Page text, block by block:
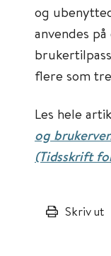
og
anvendes
flere som
Les hele
og
(Tidsskrift
Skriv ut